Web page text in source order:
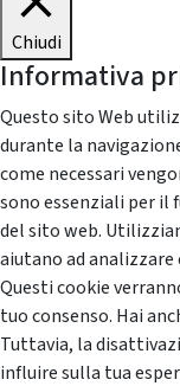
Chiudi
Informativa
Questo sito Web
durante la
come necessari
sono essenziali per il
del sito web.
aiutano ad
Questi cookie
tuo consenso. Hai
Tuttavia, la
influire sulla tua